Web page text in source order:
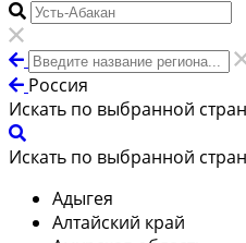
Россия
Искать по выбранной
Искать по выбранной
Адыгея
Алтайский край